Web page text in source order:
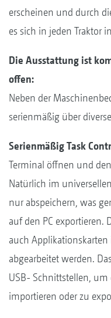
erscheinen und durch
es sich in jeden Traktor
Die Ausstattung ist
offen:
Neben der
serienmäßig über
Serienmäßig Task
Terminal öffnen und
Natürlich im
nur abspeichern, was
auf den PC exportieren.
auch
abgearbeitet werden.
USB- Schnittstellen,
importieren oder zu